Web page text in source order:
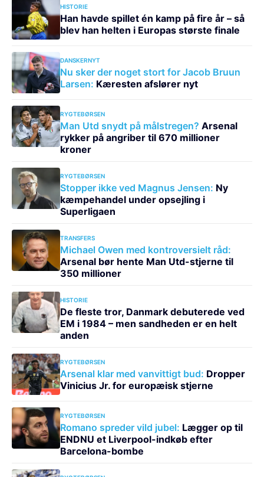
HISTORIE
Han havde spillet én kamp på fire år – så
blev han helten i Europas største finale
DANSKERNYT
Nu sker der noget stort for Jacob Bruun
Larsen: Kæresten afslører nyt
RYGTEBØRSEN
Man Utd snydt på målstregen? Arsenal
rykker på angriber til 670 millioner
kroner
RYGTEBØRSEN
Stopper ikke ved Magnus Jensen: Ny
kæmpehandel under opsejling i
Superligaen
TRANSFERS
Michael Owen med kontroversielt råd:
Arsenal bør hente Man Utd-stjerne til
350 millioner
HISTORIE
De fleste tror, Danmark debuterede ved
EM i 1984 – men sandheden er en helt
anden
RYGTEBØRSEN
Arsenal klar med vanvittigt bud: Dropper
Vinicius Jr. for europæisk stjerne
RYGTEBØRSEN
Romano spreder vild jubel: Lægger op til
ENDNU et Liverpool-indkøb efter
Barcelona-bombe